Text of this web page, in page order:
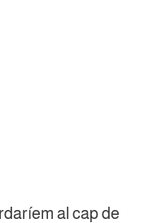
al cap de